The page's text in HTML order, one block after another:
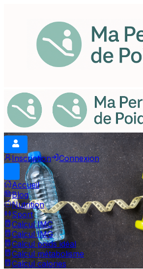
Inscription Connexion
Accueil
Blog
Nutrition
Sport
Calcul IMC
Calcul IMG
Calcul poids idéal
Calcul métabolisme
Calcul calories